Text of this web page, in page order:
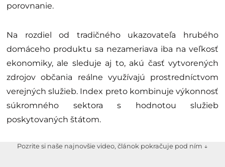
porovnanie.
Na rozdiel od tradičného ukazovateľa hrubého
domáceho produktu sa nezameriava iba na veľkosť
ekonomiky, ale sleduje aj to, akú časť vytvorených
zdrojov občania reálne využívajú prostredníctvom
verejných služieb. Index preto kombinuje výkonnosť
súkromného sektora s hodnotou služieb
poskytovaných štátom.
Pozrite si naše najnovšie video, článok pokračuje pod ním ↓